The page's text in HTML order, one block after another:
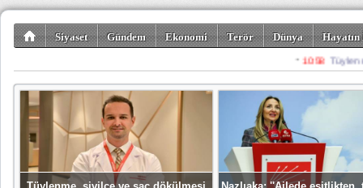
Siyaset Gündem Ekonomi Terör Dünya
Misafir